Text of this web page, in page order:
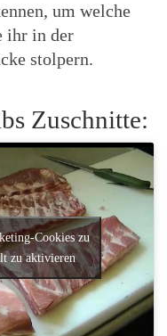
um welche
ihr in der
stolpern.
Zuschnitte:
Cookies zu
zu aktivieren